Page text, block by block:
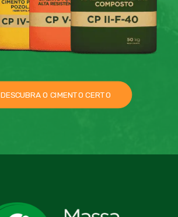
DESCUBRA O CIMENTO CERTO